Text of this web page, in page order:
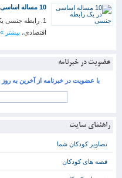
10 مساله اساسی در یک رابطه جنسی
1. رابطه جنسی
اقتصادی، بیشتر »
عضویت در خبرنامه
با عضویت در خبرنامه از آخرین به
راهنمای سایت
تصاویر کودکان شما
قصه های کودکان